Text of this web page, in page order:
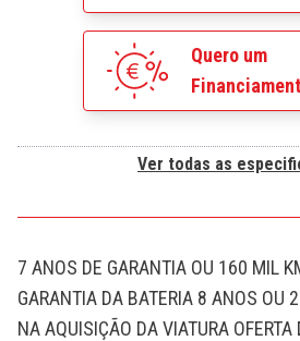
Quero um
Ver todas as
7 ANOS DE GARANTIA OU 160 MIL
GARANTIA DA BATERIA 8 ANOS OU
NA AQUISIÇÃO DA VIATURA